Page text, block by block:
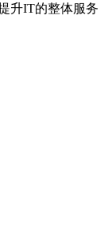
升IT的整体服务